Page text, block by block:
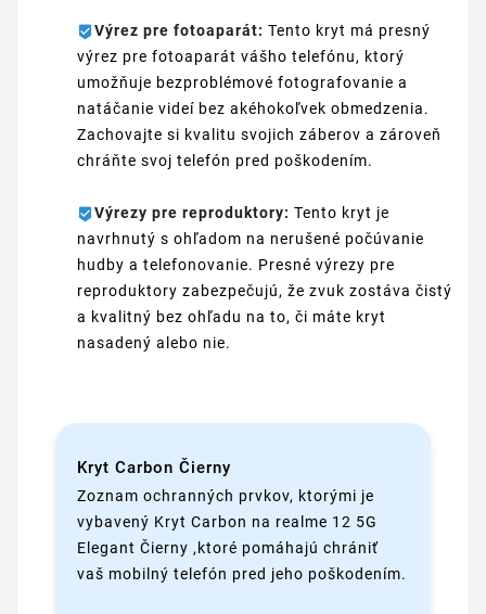
Výrez pre fotoaparát: Tento kryt má presný
výrez pre fotoaparát vášho telefónu, ktorý
umožňuje bezproblémové fotografovanie a
natáčanie videí bez akéhokoľvek obmedzenia.
Zachovajte si kvalitu svojich záberov a zároveň
chráňte svoj telefón pred poškodením.
Výrezy pre reproduktory: Tento kryt je
navrhnutý s ohľadom na nerušené počúvanie
hudby a telefonovanie. Presné výrezy pre
reproduktory zabezpečujú, že zvuk zostáva čistý
a kvalitný bez ohľadu na to, či máte kryt
nasadený alebo nie.
Kryt Carbon Čierny
Zoznam ochranných prvkov, ktorými je
vybavený Kryt Carbon na realme 12 5G
Elegant Čierny ,ktoré pomáhajú chrániť
vaš mobilný telefón pred jeho poškodením.